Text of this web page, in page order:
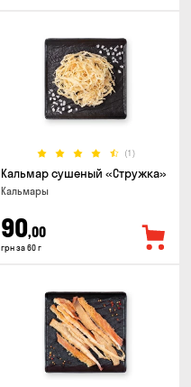
(1)
Кальмар сушеный «Стружка»
Кальмары
90,00
грн за 60 г